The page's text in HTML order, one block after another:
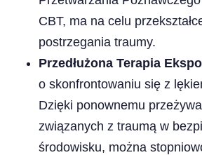
CBT, ma na celu
postrzegania traumy.
Przedłużona Terapia
o skonfrontowaniu się z
Dzięki ponownemu
związanych z traumą w
środowisku, można